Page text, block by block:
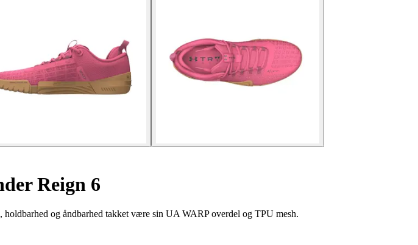
Reign 6
og åndbarhed takket være sin UA WARP overdel og TPU mesh.